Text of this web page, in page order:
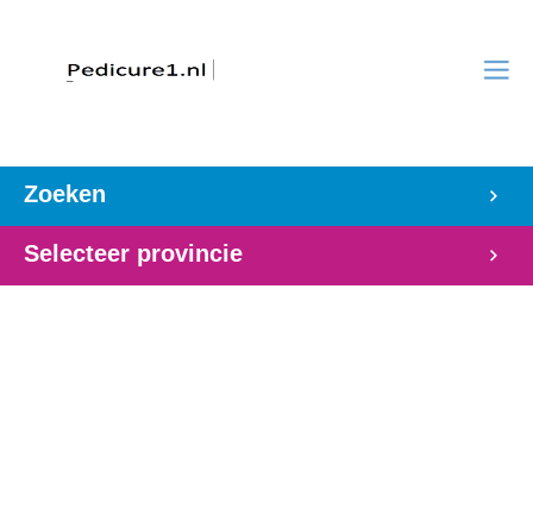
Zoeken
Selecteer provincie